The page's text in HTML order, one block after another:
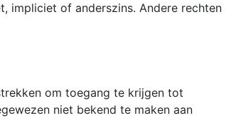
impliciet of anderszins. Andere rechten
om toegang te krijgen tot
niet bekend te maken aan